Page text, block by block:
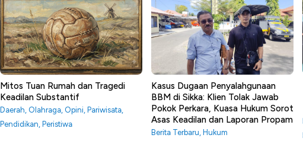
Mitos Tuan Rumah dan Tragedi
Keadilan Substantif
Daerah, Olahraga, Opini, Pariwisata,
Pendidikan, Peristiwa
Kasus Dugaan Penyalahgunaan
BBM di Sikka: Klien Tolak Jawab
Pokok Perkara, Kuasa Hukum Sorot
Asas Keadilan dan Laporan Propam
Berita Terbaru, Hukum